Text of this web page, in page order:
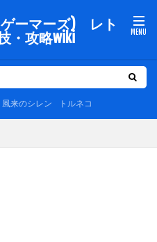
ゲーマーズ) レト
・攻略wiki
風来のシレン トルネコ